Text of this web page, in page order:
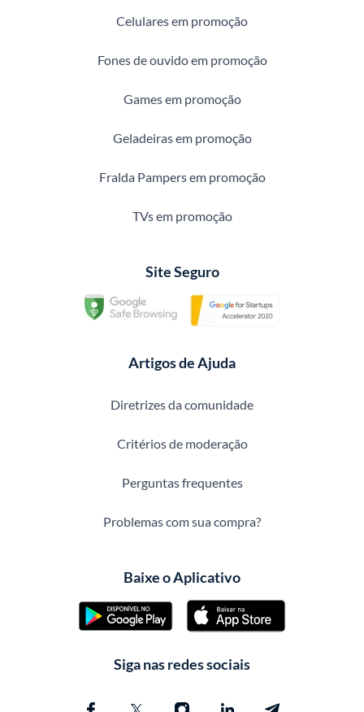
Celulares em promoção
Fones de ouvido em promoção
Games em promoção
Geladeiras em promoção
Fralda Pampers em promoção
TVs em promoção
Site Seguro
Artigos de Ajuda
Diretrizes da comunidade
Critérios de moderação
Perguntas frequentes
Problemas com sua compra?
Baixe o Aplicativo
Siga nas redes sociais